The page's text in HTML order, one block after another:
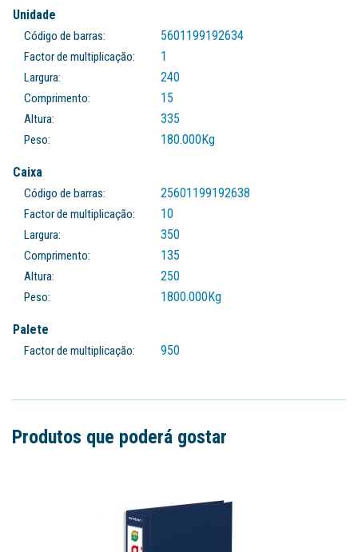
Unidade
Código de barras: 5601199192634
Factor de multiplicação: 1
Largura: 240
Comprimento: 15
Altura: 335
Peso: 180.000Kg
Caixa
Código de barras: 25601199192638
Factor de multiplicação: 10
Largura: 350
Comprimento: 135
Altura: 250
Peso: 1800.000Kg
Palete
Factor de multiplicação: 950
Produtos que poderá gostar